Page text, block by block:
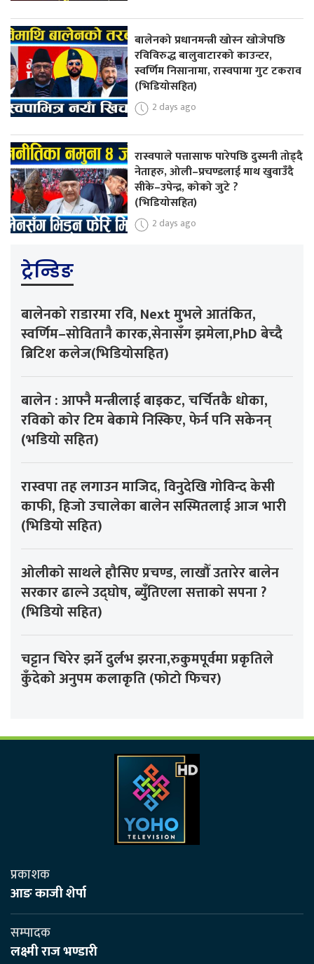
बालेनको प्रधानमन्त्री खोस्न खोजेपछि
रविविरुद्ध बालुवाटारको काउन्टर,
स्वर्णिम निसानामा, रास्वपामा गुट टकराव
(भिडियोसहित)
2 days ago
रास्वपाले पत्तासाफ पारेपछि दुस्मनी तोड्दै
नेताहरु, ओली–प्रचण्डलाई माथ खुवाउँदै
सीके–उपेन्द्र, कोको जुटे ?
(भिडियोसहित)
2 days ago
ट्रेन्डिङ
बालेनको राडारमा रवि, Next मुभले आतंकित,
स्वर्णिम–सोवितानै कारक,सेनासँग झमेला,PhD बेच्दै
ब्रिटिश कलेज(भिडियोसहित)
बालेन : आफ्नै मन्त्रीलाई बाइकट, चर्चितकै धोका,
रविको कोर टिम बेकामे निस्किए, फेर्न पनि सकेनन्
(भडियो सहित)
रास्वपा तह लगाउन माजिद, विनुदेखि गोविन्द केसी
काफी, हिजो उचालेका बालेन सस्मितलाई आज भारी
(भिडियो सहित)
ओलीको साथले हौसिए प्रचण्ड, लाखौँ उतारेर बालेन
सरकार ढाल्ने उद्घोष, ब्युँतिएला सत्ताको सपना ?
(भिडियो सहित)
चट्टान चिरेर झर्ने दुर्लभ झरना,रुकुमपूर्वमा प्रकृतिले
कुँदेको अनुपम कलाकृति (फोटो फिचर)
प्रकाशक
आङ काजी शेर्पा
सम्पादक
लक्ष्मी राज भण्डारी